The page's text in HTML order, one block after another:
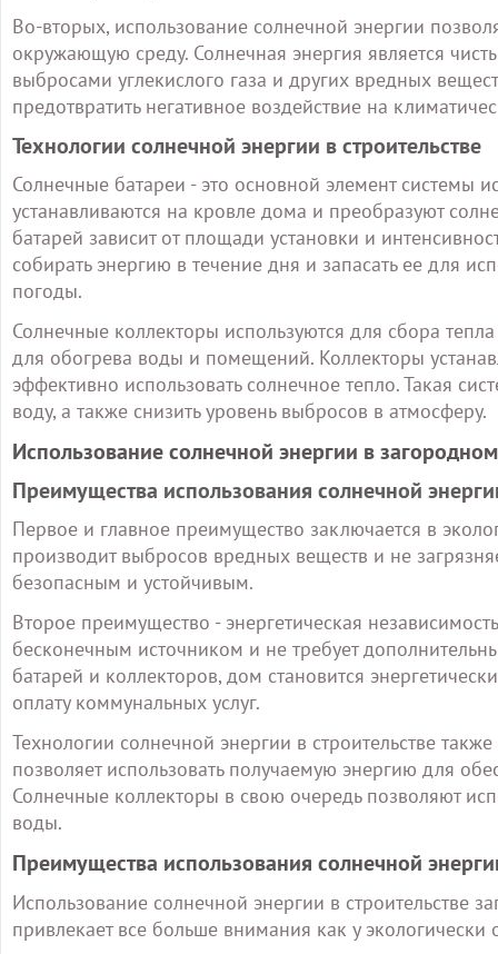
Во-вторых, использование солнечной энергии
окружающую среду. Солнечная энергия является
выбросами углекислого газа и других вредных
предотвратить негативное воздействие на
Технологии солнечной энергии в строительстве
Солнечные батареи - это основной элемент системы
устанавливаются на кровле дома и преобразуют
батарей зависит от площади установки и
собирать энергию в течение дня и запасать ее для
погоды.
Солнечные коллекторы используются для сбора
для обогрева воды и помещений. Коллекторы
эффективно использовать солнечное тепло. Такая
воду, а также снизить уровень выбросов в атмосферу.
Использование солнечной энергии в загородном
Преимущества использования солнечной
Первое и главное преимущество заключается в
производит выбросов вредных веществ и не
безопасным и устойчивым.
Второе преимущество - энергетическая
бесконечным источником и не требует
батарей и коллекторов, дом становится
оплату коммунальных услуг.
Технологии солнечной энергии в строительстве
позволяет использовать получаемую энергию для
Солнечные коллекторы в свою очередь позволяют
воды.
Преимущества использования солнечной
Использование солнечной энергии в
привлекает все больше внимания как у